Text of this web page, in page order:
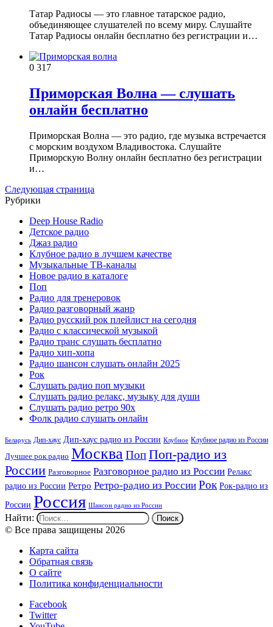
Татар Радиосы — это главное татарское радио,
объединяющее слушателей по всему миру. Слушайте
Татар Радиосы онлайн бесплатно без регистрации и…
0 317
Приморская Волна — слушать
онлайн бесплатно
Приморская Волна — это радио, где музыка встречается
с морским воздухом Владивостока. Слушайте
Приморскую Волну онлайн бесплатно без регистрации
и…
Следующая страница
Рубрики
Deep House Radio
Детское радио
Джаз радио
Клубное радио в лучшем качестве
Музыкальные ТВ-каналы
Новое радио в каталоге
Поп
Радио для тренеровок
Радио разговорный жанр
Радио русский рок плейлист на сегодня
Радио с классической музыкой
Радио транс слушать бесплатно
Радио хип-хопа
Радио шансон слушать онлайн 2025
Рок
Слушать радио поп музыки
Слушать радио релакс, музыку для души
Слушать радио ретро 90х
Фолк радио слушать онлайн
Беларусь Дип-хаус Дип-хаус радио из России Клубное Клубное радио из России
Лучшее рок радио МоскваПопПоп-радио из
России Разговорное Разговорное радио из России Релакс
радио из России Ретро Ретро-радио из России Рок Рок-радио из
России Россия Шансон радио из России
Найти:
© Все права защищены 2026
Карта сайта
Обратная связь
О сайте
Политика конфиденциальности
Facebook
Twitter